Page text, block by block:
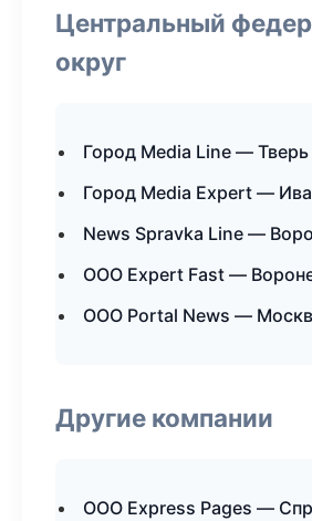
Центральный
округ
Город Media Line — Тверь
Город Media Expert —
News Spravka Line —
ООО Expert Fast —
ООО Portal News —
Другие компании
ООО Express Pages —